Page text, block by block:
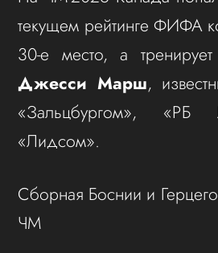
текущем рейтинге ФИФА
30-е место, а
Джесси Марш,
«Зальцбургом», «РБ
«Лидсом».
Сборная Боснии и
ЧМ